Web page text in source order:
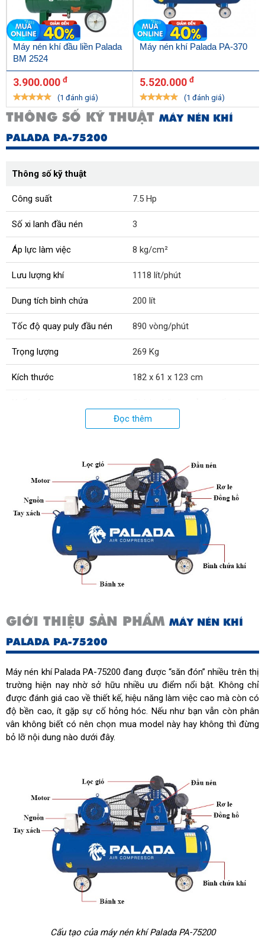
Máy nén khí đầu liền Palada
BM 2524
3.900.000 đ
(1 đánh giá)
Máy nén khí Palada PA-370
5.520.000 đ
(1 đánh giá)
THÔNG SỐ KỸ THUẬT MÁY NÉN KHÍ
PALADA PA-75200
Thông số kỹ thuật
Công suất 7.5 Hp
Số xi lanh đầu nén 3
Áp lực làm việc 8 kg/cm²
Lưu lượng khí 1118 lít/phút
Dung tích bình chứa 200 lít
Tốc độ quay puly đầu nén 890 vòng/phút
Trọng lượng 269 Kg
Kích thước 182 x 61 x 123 cm
công nghệ Châu Âu
Đọc thêm
GIỚI THIỆU SẢN PHẨM MÁY NÉN KHÍ
PALADA PA-75200
Máy nén khí Palada PA-75200 đang được “săn đón” nhiều trên thị
trường hiện nay nhờ sở hữu nhiều ưu điểm nổi bật. Không chỉ
được đánh giá cao về thiết kế, hiệu năng làm việc cao mà còn có
độ bền cao, ít gặp sự cố hỏng hóc. Nếu như bạn vẫn còn phân
vân không biết có nên chọn mua model này hay không thì đừng
bỏ lỡ nội dung nào dưới đây.
Cấu tạo của máy nén khí Palada PA-75200